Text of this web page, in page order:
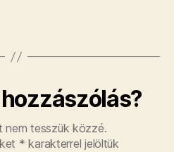
nem tesszük közzé.
* karakterrel jelöltük